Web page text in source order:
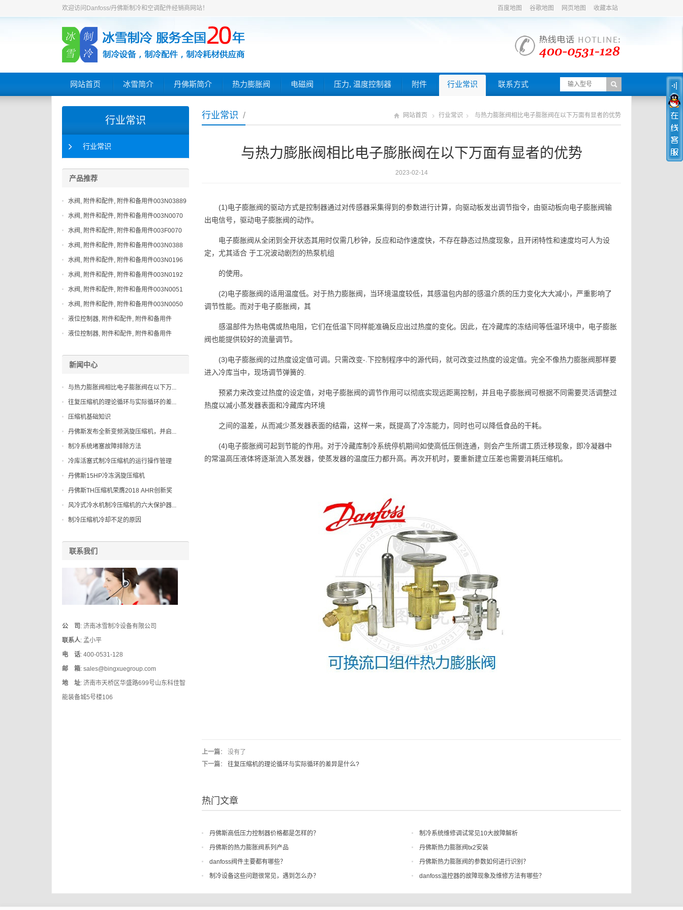
欢迎访问Danfoss/丹佛斯制冷和空调配件经销商网站！ 百度地图 谷歌地图 网页地图 收藏本站
网站首页 冰雪简介 丹佛斯简介 热力膨胀阀 电磁阀 压力, 温度控制器 附件 行业常识 联系方式
行业常识 / 网站首页 行业常识 与热力膨胀阀相比电子膨胀阀在以下万面有显者的优势
与热力膨胀阀相比电子膨胀阀在以下万面有显者的优势
2023-02-14
(1)电子膨胀阀的驱动方式是控制器通过对传感器采集得到的参数进行计算，向驱动板发出调节指令，由驱动板向电子膨胀阀输
出电信号，驱动电子膨胀阀的动作。
电子膨胀阀从全闭到全开状态其用时仅需几秒钟，反应和动作速度快，不存在静态过热度现象，且开闭特性和速度均可人为设
定，尤其适合 于工况波动剧烈的热泵机组
的使用。
(2)电子膨胀阀的适用温度低。对于热力膨胀阀，当环境温度较低，其感温包内部的感温介质的压力变化大大减小，严重影响了
调节性能。而对于电子膨胀阀，其
感温部件为热电偶或热电阻，它们在低温下同样能准确反应出过热度的变化。因此，在冷藏库的冻结间等低温环境中，电子膨胀
阀也能提供较好的流量调节。
(3)电子膨胀阀的过热度设定值可调。只需改变-.下控制程序中的源代码，就可改变过热度的设定值。完全不像热力膨胀阀那样要
进入冷库当中，现场调节弹簧的.
预紧力来改变过热度的设定值，对电子膨胀阀的调节作用可以彻底实现远距离控制，并且电子膨胀阀可根据不同需要灵活调整过
热度以减小蒸发器表面和冷藏库内环境
之间的温差，从而减少蒸发器表面的结霜，这样一来，既提高了冷冻能力，同时也可以降低食品的干耗。
(4)电子膨胀阀可起到节能的作用。对于冷藏库制冷系统停机期间如使高低压侧连通，则会产生所谓工质迁移现象，即冷凝器中
的常温高压液体将逐渐流入蒸发器，使蒸发器的温度压力都升高。再次开机时，要重新建立压差也需要消耗压缩机。
上一篇： 没有了
下一篇： 往复压缩机的理论循环与实际循环的差异是什么?
热门文章
丹佛斯高低压力控制器价格都是怎样的？
制冷系统维修调试常见10大故障解析
丹佛斯的热力膨胀阀系列产品
丹佛斯热力膨胀阀tx2安装
danfoss阀件主要都有哪些？
丹佛斯热力膨胀阀的参数如何进行识别？
制冷设备这些问题很常见，遇到怎么办？
danfoss温控器的故障现象及维修方法有哪些？
行业常识
行业常识
产品推荐
水阀, 附件和配件, 附件和备用件003N03889
水阀, 附件和配件, 附件和备用件003N0070
水阀, 附件和配件, 附件和备用件003F0070
水阀, 附件和配件, 附件和备用件003N0388
水阀, 附件和配件, 附件和备用件003N0196
水阀, 附件和配件, 附件和备用件003N0192
水阀, 附件和配件, 附件和备用件003N0051
水阀, 附件和配件, 附件和备用件003N0050
液位控制器, 附件和配件, 附件和备用件
148H3044
液位控制器, 附件和配件, 附件和备用件
新闻中心
与热力膨胀阀相比电子膨胀阀在以下万...
往复压缩机的理论循环与实际循环的差...
压缩机基础知识
丹佛斯发布全新变频涡旋压缩机，并启...
制冷系统堵塞故障排除方法
冷库活塞式制冷压缩机的运行操作管理
丹佛斯15HP冷冻涡旋压缩机
丹佛斯TH压缩机荣膺2018 AHR创新奖
风冷式冷水机制冷压缩机的六大保护器...
制冷压缩机冷却不足的原因
联系我们
公 司 : 济南冰雪制冷设备有限公司
联系人: 孟小平
电 话: 400-0531-128
邮 箱: sales@bingxuegroup.com
地 址: 济南市天桥区华盛路699号山东科佳智
能装备城5号楼106